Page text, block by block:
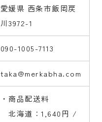
愛媛県 西条市飯岡戻
川3972-1
090-1005-7113
taka@merkabha.com
・商品配送料
北海道：1,640円 /